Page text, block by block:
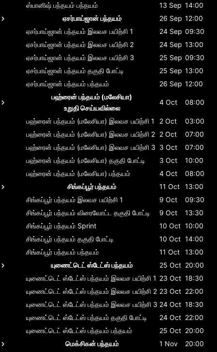
ஸ்பானிஷ் பந்தயம் பந்தயம் 13 Sep 14:00
ஏசர்பாய்ஜான் பந்தயம்
26 Sep 12:00
ஏசர்பாய்ஜான் பந்தயம் இலவச பயிற்சி 1 24 Sep 09:30
ஏசர்பாய்ஜான் பந்தயம் இலவச பயிற்சி 2 24 Sep 13:00
ஏசர்பாய்ஜான் பந்தயம் இலவச பயிற்சி 3 25 Sep 09:30
ஏசர்பாய்ஜான் பந்தயம் தகுதி போட்டி 25 Sep 13:00
ஏசர்பாய்ஜான் பந்தயம் பந்தயம் 26 Sep 12:00
பஹ்ரைன் பந்தயம் (மலேசியா)
உறுதி செய்யவில்லை
4 Oct 08:00
பஹ்ரைன் பந்தயம் (மலேசியா) இலவச பயிற்சி 1 2 Oct
03:00
பஹ்ரைன் பந்தயம் (மலேசியா) இலவச பயிற்சி 2 2 Oct
07:00
பஹ்ரைன் பந்தயம் (மலேசியா) இலவச பயிற்சி 3 3 Oct
07:00
பஹ்ரைன் பந்தயம் (மலேசியா) தகுதி போட்டி 3 Oct
10:00
பஹ்ரைன் பந்தயம் (மலேசியா) பந்தயம் 4 Oct
08:00
சிங்கப்பூர் பந்தயம்
11 Oct
13:00
சிங்கப்பூர் பந்தயம் இலவச பயிற்சி 1 9 Oct
09:30
சிங்கப்பூர் பந்தயம் விரைவோட்ட தகுதி போட்டி 9 Oct
13:30
சிங்கப்பூர் பந்தயம் Sprint 10 Oct 10:00
சிங்கப்பூர் பந்தயம் தகுதி போட்டி 10 Oct 14:00
சிங்கப்பூர் பந்தயம் பந்தயம் 11 Oct
13:00
யுணைட்டெட் ஸ்டேட்ஸ் பந்தயம்
25 Oct 20:00
யுணைட்டெட் ஸ்டேட்ஸ் பந்தயம் இலவச பயிற்சி 1 23 Oct 18:30
யுணைட்டெட் ஸ்டேட்ஸ் பந்தயம் இலவச பயிற்சி 2 23 Oct 22:00
யுணைட்டெட் ஸ்டேட்ஸ் பந்தயம் இலவச பயிற்சி 3 24 Oct 18:30
யுணைட்டெட் ஸ்டேட்ஸ் பந்தயம் தகுதி போட்டி 24 Oct 22:00
யுணைட்டெட் ஸ்டேட்ஸ் பந்தயம் பந்தயம் 25 Oct 20:00
மெக்சிகன் பந்தயம்
1 Nov 20:00